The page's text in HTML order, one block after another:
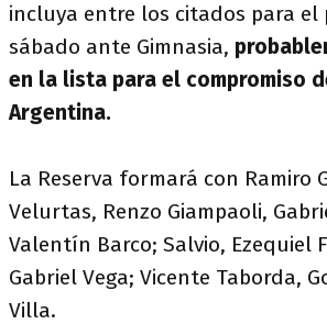
incluya entre los citados para
sábado ante Gimnasia,
en la lista para el compromiso
Argentina.
La Reserva formará con Ramiro
Velurtas, Renzo Giampaoli,
Valentín Barco; Salvio, Ezequiel
Gabriel Vega; Vicente Taborda,
Villa.